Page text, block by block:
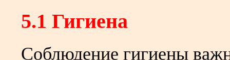
5.1 Гигиена
Соблюдение гигиены